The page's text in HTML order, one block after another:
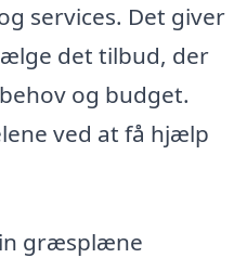
services. Det giver
det tilbud, der
og budget.
ved at få hjælp
græsplæne